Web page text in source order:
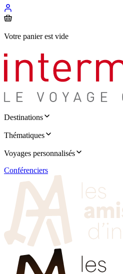
Votre panier est vide
Destinations
Thématiques
Voyages personnalisés
Conférenciers